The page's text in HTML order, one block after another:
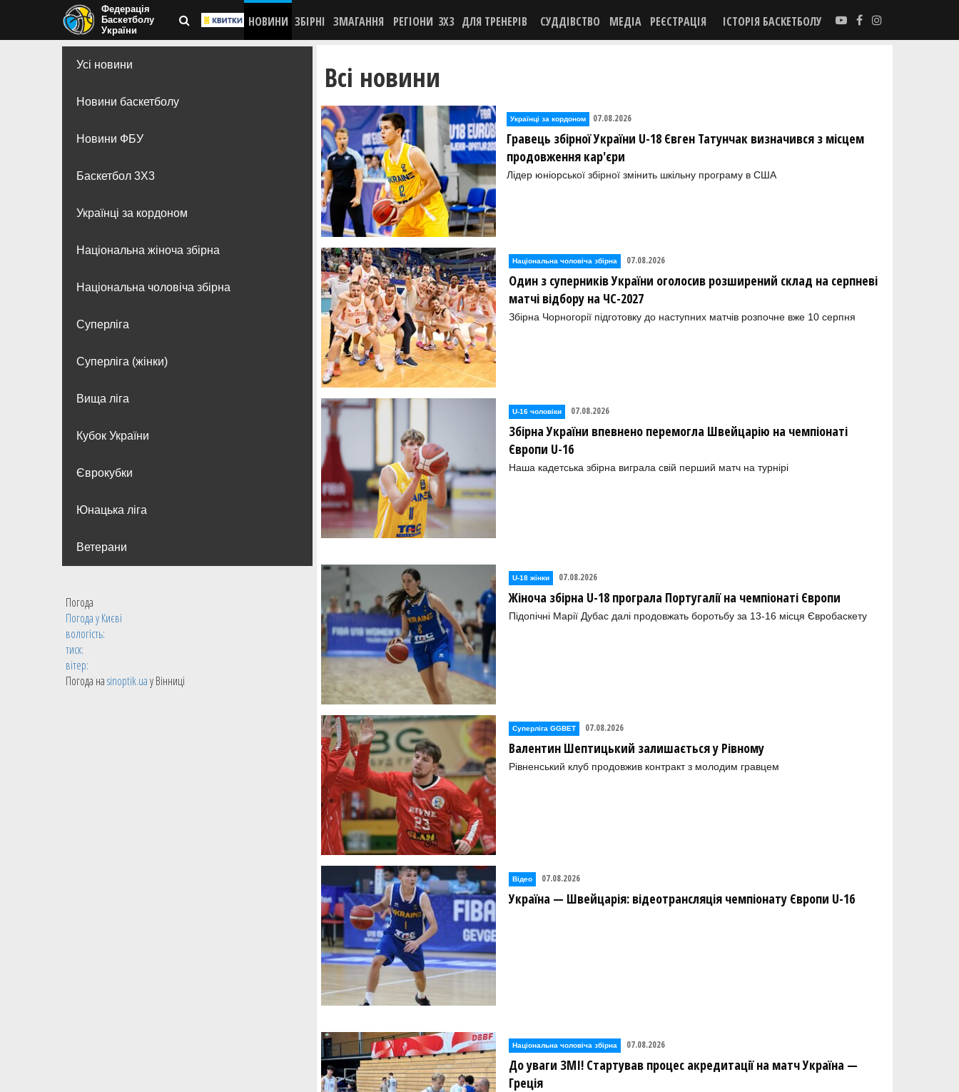
Федерація
Баскетболу
України
НОВИНИ ЗБІРНІ ЗМАГАННЯ РЕГІОНИ 3X3 ДЛЯ ТРЕНЕРІВ СУДДІВСТВО МЕДІА РЕЄСТРАЦІЯ ІСТОРІЯ БАСКЕТБОЛУ
Усі новини
Новини баскетболу
Новини ФБУ
Баскетбол 3Х3
Українці за кордоном
Національна жіноча збірна
Національна чоловіча збірна
Суперліга
Суперліга (жінки)
Вища лiга
Кубок України
Єврокубки
Юнацька ліга
Ветерани
Погода
Погода уКиєві
вологість:
тиск:
вітер:
Погода наsinoptik.uaу Вінниці
Всі новини
Українці за кордоном 07.08.2026
Гравець збірної України U-18 Євген Татунчак визначився з місцем
продовження кар'єри
Лідер юніорської збірної змінить шкільну програму в США
Національна чоловіча збірна 07.08.2026
Один з суперників України оголосив розширений склад на серпневі
матчі відбору на ЧС-2027
Збірна Чорногорії підготовку до наступних матчів розпочне вже 10 серпня
U-16 чоловіки 07.08.2026
Збірна України впевнено перемогла Швейцарію на чемпіонаті
Європи U-16
Наша кадетська збірна виграла свій перший матч на турнірі
U-18 жінки 07.08.2026
Жіноча збірна U-18 програла Португалії на чемпіонаті Європи
Підопічні Марії Дубас далі продовжать боротьбу за 13-16 місця Євробаскету
Суперліга GGBET 07.08.2026
Валентин Шептицький залишається у Рівному
Рівненський клуб продовжив контракт з молодим гравцем
Відео 07.08.2026
Україна — Швейцарія: відеотрансляція чемпіонату Європи U-16
Національна чоловіча збірна 07.08.2026
До уваги ЗМІ! Стартував процес акредитації на матч Україна —
Греція